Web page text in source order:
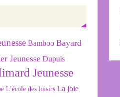
Bamboo Bayard
Jeunesse Dupuis
Jeunesse
L'école des loisirs La joie